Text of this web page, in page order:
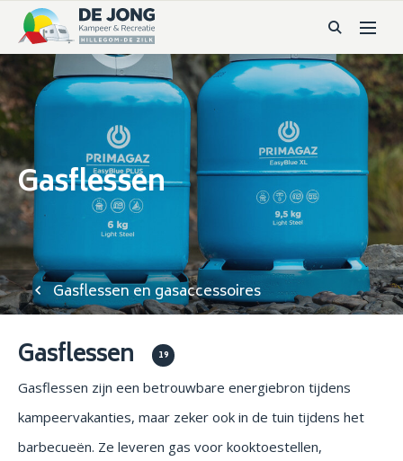
Gasflessen
Gasflessen en gasaccessoires
Gasflessen 19
Gasflessen zijn een betrouwbare energiebron tijdens
kampeervakanties, maar zeker ook in de tuin tijdens het
barbecueën. Ze leveren gas voor kooktoestellen,